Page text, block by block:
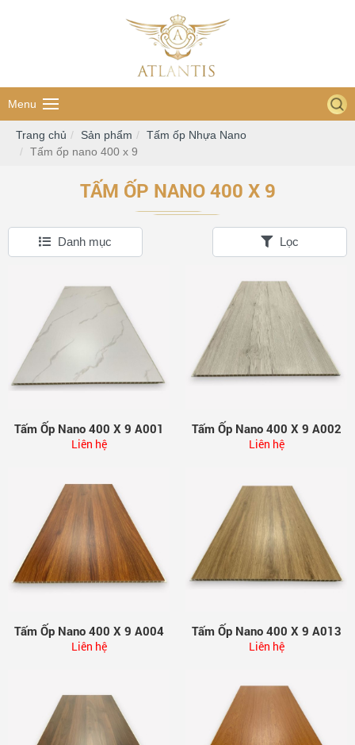
Menu
Trang chủ Sản phẩm
Tấm ốp Nhựa Nano
Tấm ốp nano 400 x 9
TẤM ỐP NANO 400 X 9
Danh mục Lọc
Tấm Ốp Nano 400 X 9 A001
Liên hệ
Tấm Ốp Nano 400 X 9 A002
Liên hệ
Tấm Ốp Nano 400 X 9 A004
Liên hệ
Tấm Ốp Nano 400 X 9 A013
Liên hệ